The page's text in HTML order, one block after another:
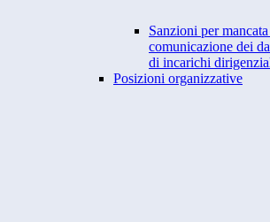
Sanzioni per
comunicazione dei
di incarichi
Posizioni organizzative